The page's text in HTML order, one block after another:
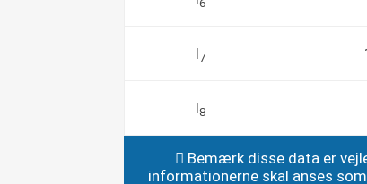
6
l7
l8
Bemærk disse data er
informationerne skal anses